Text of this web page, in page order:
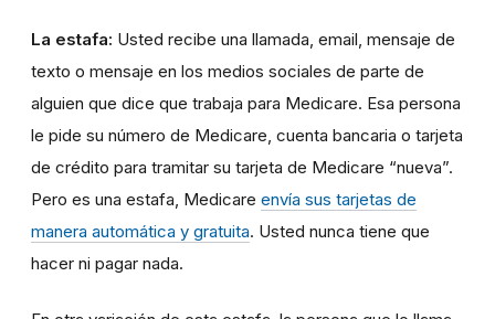
La estafa: Usted recibe una llamada, email, mensaje de
texto o mensaje en los medios sociales de parte de
alguien que dice que trabaja para Medicare. Esa persona
le pide su número de Medicare, cuenta bancaria o tarjeta
de crédito para tramitar su tarjeta de Medicare “nueva”.
Pero es una estafa, Medicare envía sus tarjetas de
manera automática y gratuita. Usted nunca tiene que
hacer ni pagar nada.